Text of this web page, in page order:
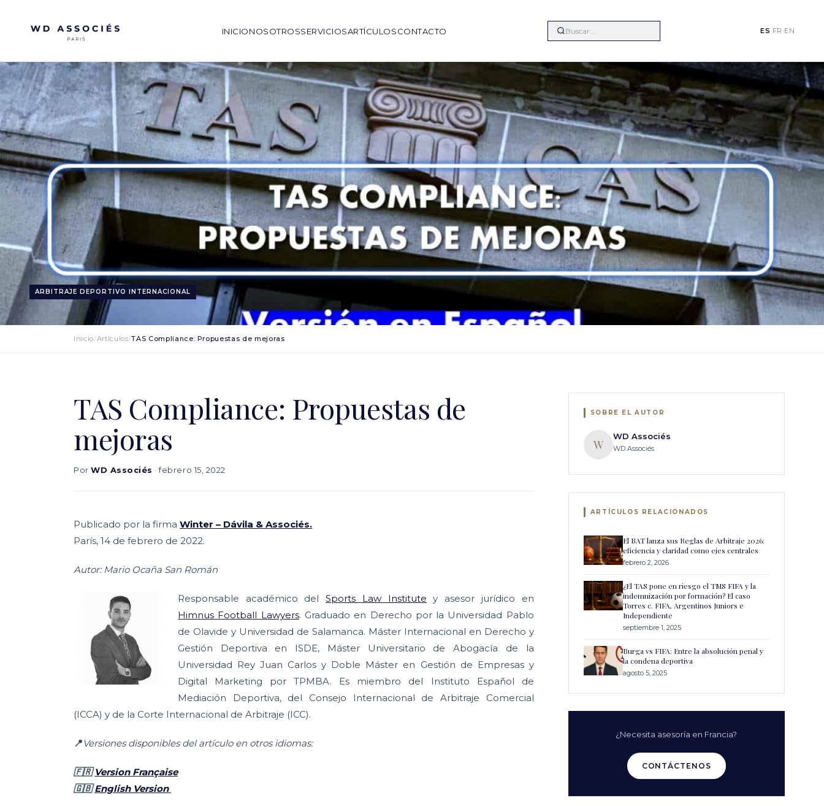
INICIONOSOTROSSERVICIOSARTÍCULOSCONTACTO ES· FR ·EN
ARBITRAJE DEPORTIVO INTERNACIONAL
Inicio/Artículos/TAS Compliance: Propuestas de mejoras
TAS Compliance: Propuestas de
mejoras
PorWD Associés · febrero 15, 2022
Publicado por la firma Winter – Dávila & Associés.
París, 14 de febrero de 2022.
Autor: Mario Ocaña San Román
Responsable académico delSports Law Institute y asesor jurídico en
Himnus Football Lawyers. Graduado en Derecho por la Universidad Pablo
de Olavide y Universidad de Salamanca. Máster Internacional en Derecho y
Gestión Deportiva en ISDE, Máster Universitario de Abogacía de la
Universidad Rey Juan Carlos y Doble Máster en Gestión de Empresas y
Digital Marketing por TPMBA. Es miembro del Instituto Español de
Mediación Deportiva, del Consejo Internacional de Arbitraje Comercial
(ICCA) y de la Corte Internacional de Arbitraje (ICC).
📍Versiones disponibles del artículo en otros idiomas:
🇫🇷Version Française
🇬🇧English Version
SOBRE EL AUTOR
W
WD Associés
WD Associés
ARTÍCULOS RELACIONADOS
El BAT lanza sus Reglas de Arbitraje 2026:
eficiencia y claridad como ejes centrales
febrero 2, 2026
¿El TAS pone en riesgo el TMS FIFA y la
indemnización por formación? El caso
Torres c. FIFA, Argentinos Juniors e
Independiente
septiembre 1, 2025
Burga vs FIFA: Entre la absolución penal y
la condena deportiva
agosto 5, 2025
¿Necesita asesoría en Francia?
CONTÁCTENOS